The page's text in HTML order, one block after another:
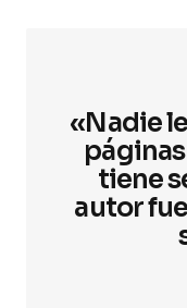
«Nadie
páginas
tiene
autor